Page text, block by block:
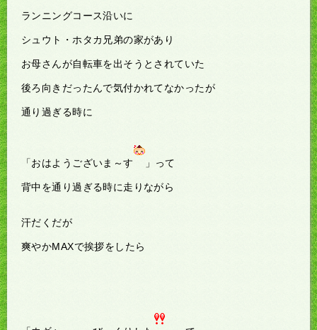
ランニングコース沿いに
シュウト・ホタカ兄弟の家があり
お母さんが自転車を出そうとされていた
後ろ向きだったんで気付かれてなかったが
通り過ぎる時に
「おはようございま～す 」って
背中を通り過ぎる時に走りながら
汗だくだが
爽やかMAXで挨拶をしたら